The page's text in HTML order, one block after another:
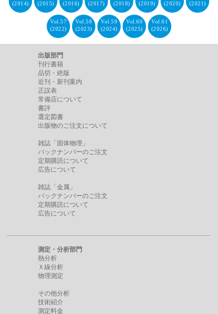
(2014)
(2015)
(2016)
(2017)
(2018)
(2019)
(2020)
(2021)
Vol.57
(2022)
Vol.58
(2023)
Vol.59
(2024)
Vol.60
(2025)
Vol.61
(2026)
出版部門
刊行書籍
品切・絶版
近刊・新刊案内
正誤表
常備店について
書評
選定図書
出版物のご注文について
雑誌「固体物理」
バックナンバーのご注文
定期購読について
広告について
雑誌「金属」
バックナンバーのご注文
定期購読について
広告について
測定・分析部門
熱分析
Ｘ線分析
物理測定
その他分析
技術紹介
測定料金